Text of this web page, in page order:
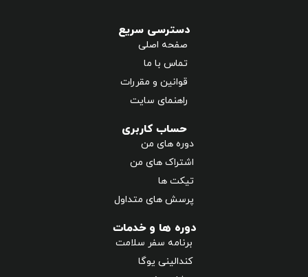
دسترسی سریع
صفحه اصلی
تماس با ما
قوانین و مقررات
راهنمای سایت
حساب کاربری
دوره های من
اشتراک های من
تیکت ها
پرسش های متداول
دوره ها و خدمات
برنامه سفر سلامت
کندالینی یوگا